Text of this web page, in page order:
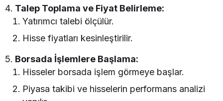
Talep Toplama ve Fiyat Belirleme:
Yatırımcı talebi ölçülür.
Hisse fiyatları kesinleştirilir.
Borsada İşlemlere Başlama:
Hisseler borsada işlem görmeye başlar.
Piyasa takibi ve hisselerin performans analizi